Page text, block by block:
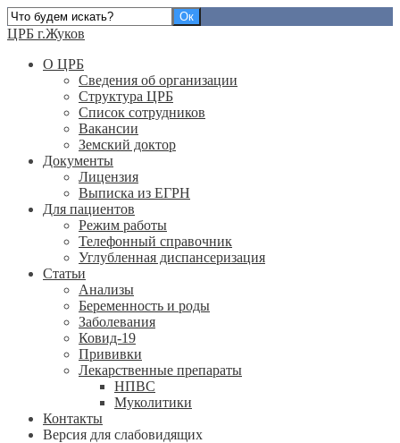
ЦРБ г.Жуков
О ЦРБ
Сведения об организации
Структура ЦРБ
Список сотрудников
Вакансии
Земский доктор
Документы
Лицензия
Выписка из ЕГРН
Для пациентов
Режим работы
Телефонный справочник
Углубленная диспансеризация
Статьи
Анализы
Беременность и роды
Заболевания
Ковид-19
Прививки
Лекарственные препараты
НПВС
Муколитики
Контакты
Версия для слабовидящих